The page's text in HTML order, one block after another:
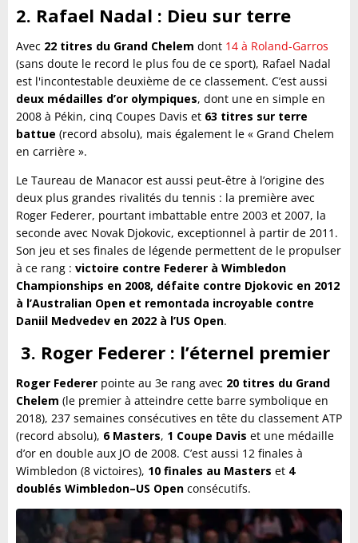
2. Rafael Nadal : Dieu sur terre
Avec 22 titres du Grand Chelem dont 14 à Roland-Garros
(sans doute le record le plus fou de ce sport), Rafael Nadal
est l'incontestable deuxième de ce classement. C’est aussi
deux médailles d’or olympiques, dont une en simple en
2008 à Pékin, cinq Coupes Davis et 63 titres sur terre
battue (record absolu), mais également le « Grand Chelem
en carrière ».
Le Taureau de Manacor est aussi peut-être à l’origine des
deux plus grandes rivalités du tennis : la première avec
Roger Federer, pourtant imbattable entre 2003 et 2007, la
seconde avec Novak Djokovic, exceptionnel à partir de 2011.
Son jeu et ses finales de légende permettent de le propulser
à ce rang : victoire contre Federer à Wimbledon
Championships en 2008, défaite contre Djokovic en 2012
à l’Australian Open et remontada incroyable contre
Daniil Medvedev en 2022 à l’US Open.
3. Roger Federer : l’éternel premier
Roger Federer pointe au 3e rang avec 20 titres du Grand
Chelem (le premier à atteindre cette barre symbolique en
2018), 237 semaines consécutives en tête du classement ATP
(record absolu), 6 Masters, 1 Coupe Davis et une médaille
d’or en double aux JO de 2008. C’est aussi 12 finales à
Wimbledon (8 victoires), 10 finales au Masters et 4
doublés Wimbledon–US Open consécutifs.